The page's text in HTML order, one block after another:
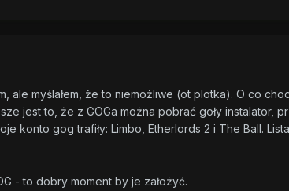
ale myślałem, że to niemożliwe (ot plotka). O co
jest to, że z GOGa można pobrać goły instalator,
konto gog trafiły: Limbo, Etherlords 2 i The Ball.
- to dobry moment by je założyć.